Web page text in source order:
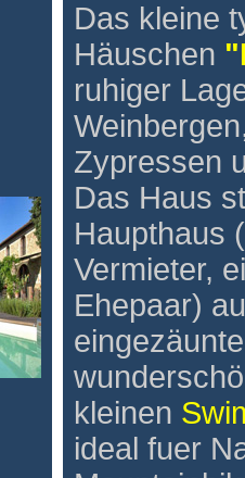
Das kleine
Häuschen
ruhiger
Zypressen
Das Haus
Haupthaus
Vermieter,
Ehepaar)
kleinen
ideal fuer